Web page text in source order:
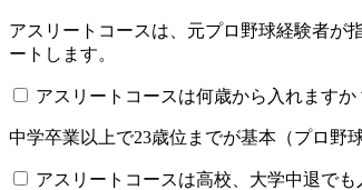
アスリートコースは、元プロ野球経験者が
ートします。
アスリートコースは何歳から入れますか
中学卒業以上で23歳位までが基本（プロ野
アスリートコースは高校、大学中退でも